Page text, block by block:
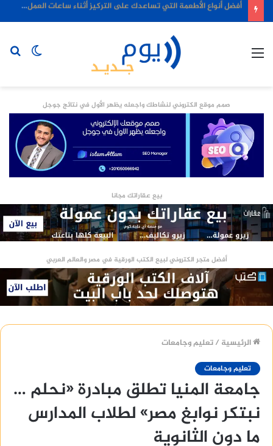
أفضل أنواع الأطعمة التي تساعدك على التركيز أثناء ساعات العمل الطويلة
الوضع
صمم موقع الكتروني لنشاطك واجعله يظهر الأول في نتائج جوجل
بيع عقاراتك مجانا
أفضل متجر الكتروني لبيع الكتب الورقية في مصر والعالم العربي
الرئيسية /تعليم وجامعات
تعليم وجامعات
جامعة المنيا تطلق مبادرة «نحلم …
نبتكر نوابغ مصر» لطلاب المدارس
ما دون الثانوية